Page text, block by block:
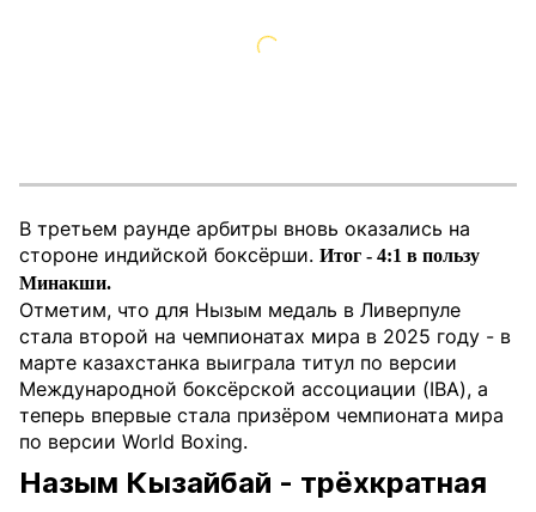
В третьем раунде арбитры вновь оказались на
стороне индийской боксёрши. Итог - 4:1 в пользу
Минакши.
Отметим, что для Нызым медаль в Ливерпуле
стала второй на чемпионатах мира в 2025 году - в
марте казахстанка выиграла титул по версии
Международной боксёрской ассоциации (IBA), а
теперь впервые стала призёром чемпионата мира
по версии World Boxing.
Назым Кызайбай - трёхкратная